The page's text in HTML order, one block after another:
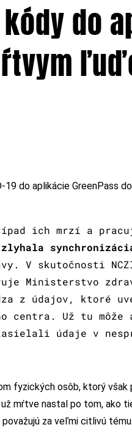
kódy do
do aplikácie GreenPass
ich mrzí a
zlyhala
V skutočnosti
Ministerstvo
z údajov, ktoré
centra. Už tu
údaje v
fyzických osôb, ktorý
mŕtve nastal po tom, ako
za veľmi citlivú tému.